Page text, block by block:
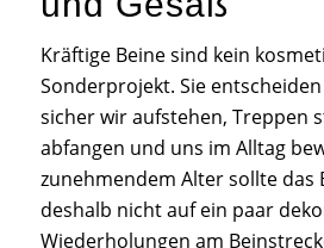
Kräftige Beine sind kein
Sonderprojekt. Sie
sicher wir aufstehen, Treppen
abfangen und uns im Alltag
zunehmendem Alter sollte das
deshalb nicht auf ein paar
Wiederholungen am